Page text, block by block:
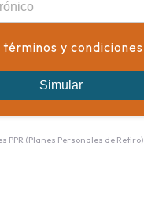
y condiciones
Simular
PPR (Planes Personales de Retiro)